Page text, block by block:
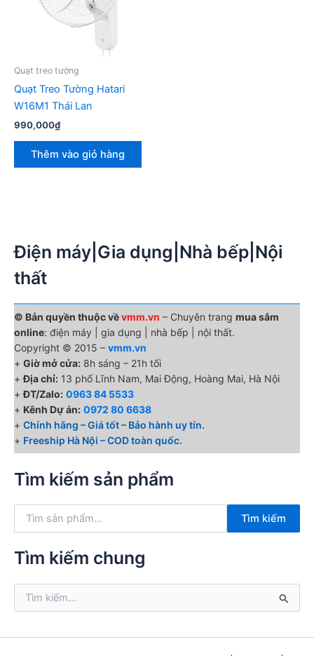
Quạt treo tường
Quạt Treo Tường Hatari
W16M1 Thái Lan
990,000₫
Thêm vào giỏ hàng
Điện máy|Gia dụng|Nhà bếp|Nội
thất
© Bản quyền thuộc vềvmm.vn – Chuyên trang mua sắm
online: điện máy | gia dụng | nhà bếp | nội thất.
Copyright © 2015 – vmm.vn
+ Giờ mở cửa: 8h sáng – 21h tối
+Địa chỉ: 13 phố Lĩnh Nam, Mai Động, Hoàng Mai, Hà Nội
+ĐT/Zalo: 0963 84 5533
+ Kênh Dự án: 0972 80 6638
+ Chính hãng – Giá tốt – Bảo hành uy tín.
+ Freeship Hà Nội – COD toàn quốc.
Tìm kiếm sản phẩm
k
:
Tìm kiếm
Tìm kiếm chung